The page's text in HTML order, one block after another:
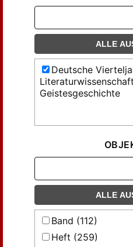
ALLE
Deutsche
Geistesgeschichte
ALLE
Band (112)
Heft (259)